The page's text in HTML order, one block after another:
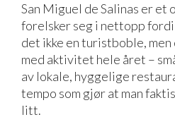
San Miguel de Salinas er et
forelsker seg i nettopp
det ikke en turistboble, men
med aktivitet hele året –
av lokale, hyggelige
tempo som gjør at man
litt.